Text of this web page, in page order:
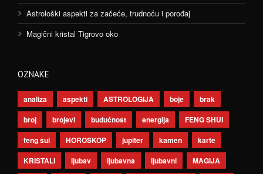
Astrološki aspekti za začeće, trudnoću i porođaj
Magični kristal Tigrovo oko
OZNAKE
analiza aspekti ASTROLOGIJA boje
brak
broj
brojevi budućnost energija
FENG SHUI
feng šui
HOROSKOP jupiter kamen
karte
KRISTALI
ljubav ljubavna ljubavni MAGIJA